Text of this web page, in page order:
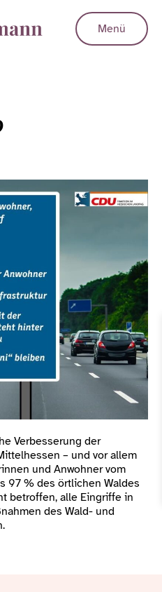
Menü
Verbesserung der
– und vor allem
und Anwohner vom
97 % des örtlichen Waldes
betroffen, alle Eingriffe in
des Wald- und